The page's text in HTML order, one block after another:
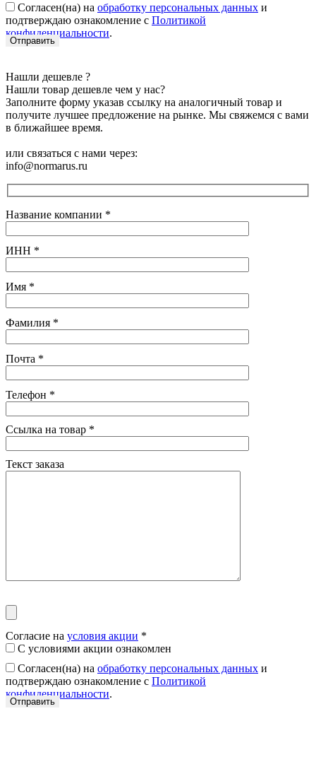
Согласен(на) на обработку персональных данных и
подтверждаю ознакомление с Политикой
конфиденциальности.
Нашли дешевле ?
Нашли товар дешевле чем у нас?
Заполните форму указав ссылку на аналогичный товар и
получите лучшее предложение на рынке. Мы свяжемся с вами
в ближайшее время.
или связаться с нами через:
info@normarus.ru
Название компании *
ИНН *
Имя *
Фамилия *
Почта *
Телефон *
Ссылка на товар *
Текст заказа
Согласие на условия акции *
С условиями акции ознакомлен
Согласен(на) на обработку персональных данных и
подтверждаю ознакомление с Политикой
конфиденциальности.